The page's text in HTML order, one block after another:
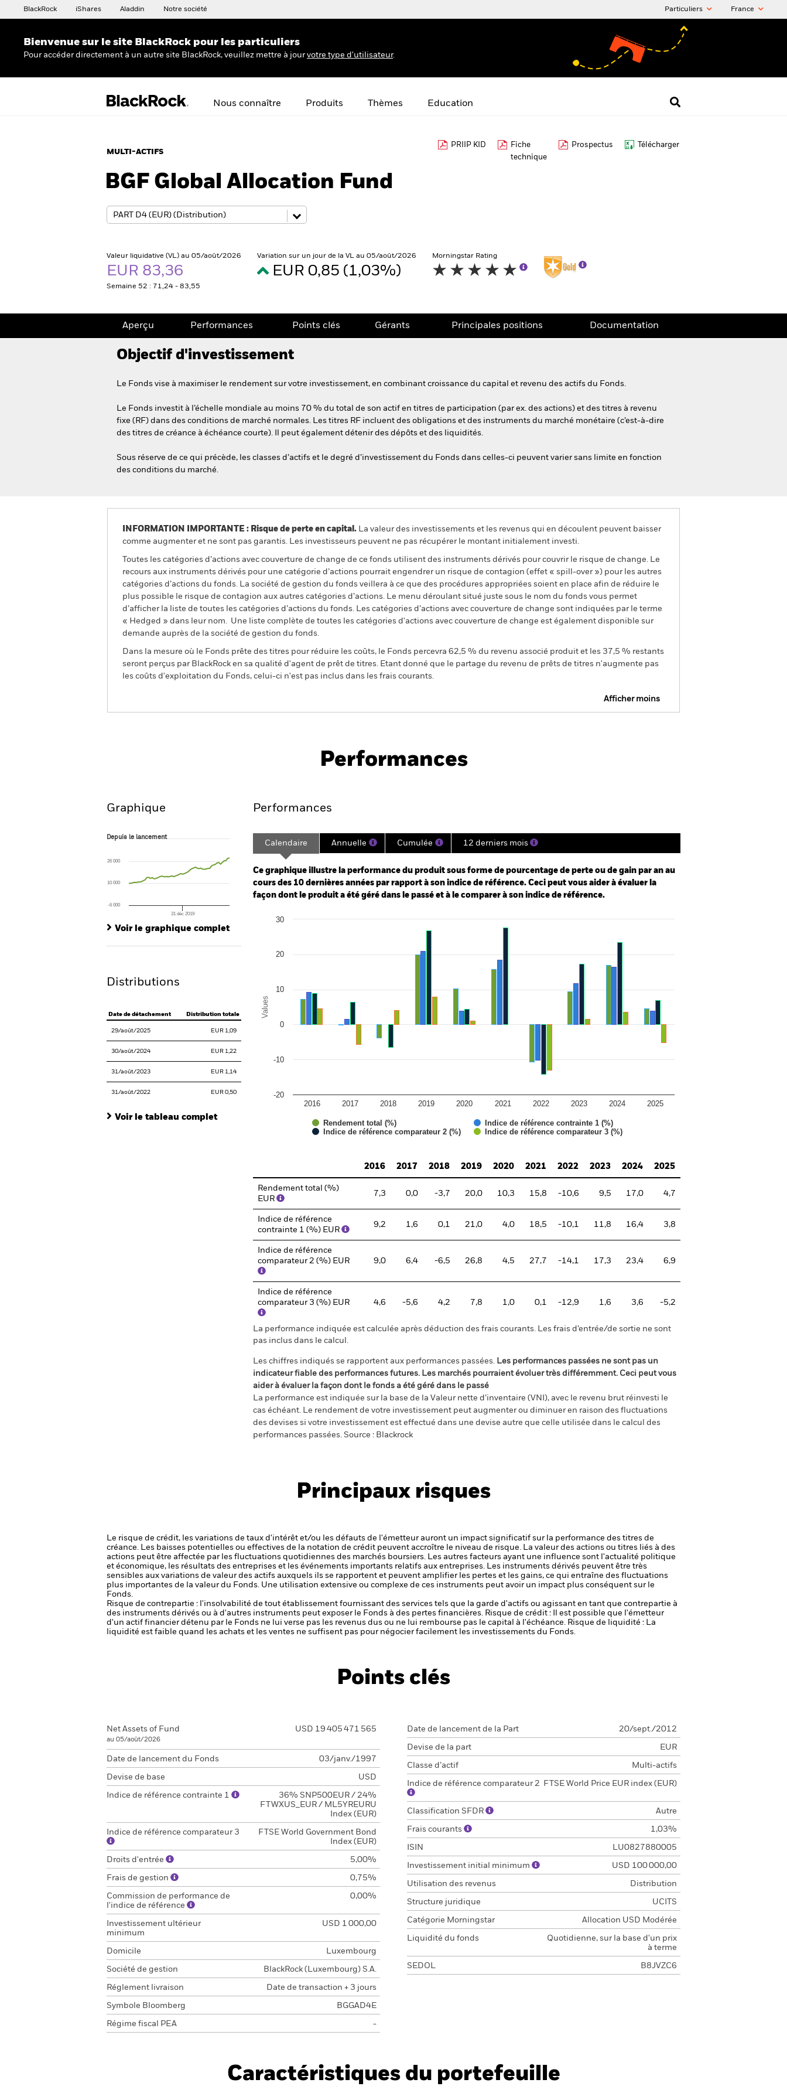
BlackRock iShares Aladdin Notre société Particuliers France
Bienvenue sur le site BlackRock pour les particuliers
Pour accéder directement à un autre site BlackRock, veuillez mettre à jour votre type d'utilisateur.
Nous connaître Produits Thèmes Education
MULTI-ACTIFS
PRIIP KID
Fiche
technique
Prospectus Télécharger
BGF Global Allocation Fund
Valeur liquidative (VL) au 05/août/2026
EUR 83,36
Semaine 52 : 71,24 - 83,55
Variation sur un jour de la VL au 05/août/2026
EUR 0,85 (1,03%)
Morningstar Rating
Aperçu Performances Points clés Gérants Principales positions Documentation
Objectif d'investissement
Le Fonds vise à maximiser le rendement sur votre investissement, en combinant croissance du capital et revenu des actifs du Fonds.
Le Fonds investit à l’échelle mondiale au moins 70 % du total de son actif en titres de participation (par ex. des actions) et des titres à revenu
fixe (RF) dans des conditions de marché normales. Les titres RF incluent des obligations et des instruments du marché monétaire (c’est-à-dire
des titres de créance à échéance courte). Il peut également détenir des dépôts et des liquidités.
Sous réserve de ce qui précède, les classes d’actifs et le degré d’investissement du Fonds dans celles-ci peuvent varier sans limite en fonction
des conditions du marché.
INFORMATION IMPORTANTE : Risque de perte en capital. La valeur des investissements et les revenus qui en découlent peuvent baisser
comme augmenter et ne sont pas garantis. Les investisseurs peuvent ne pas récupérer le montant initialement investi.
Toutes les catégories d’actions avec couverture de change de ce fonds utilisent des instruments dérivés pour couvrir le risque de change. Le
recours aux instruments dérivés pour une catégorie d’actions pourrait engendrer un risque de contagion (effet « spill-over ») pour les autres
catégories d’actions du fonds. La société de gestion du fonds veillera à ce que des procédures appropriées soient en place afin de réduire le
plus possible le risque de contagion aux autres catégories d’actions. Le menu déroulant situé juste sous le nom du fonds vous permet
d’afficher la liste de toutes les catégories d’actions du fonds. Les catégories d’actions avec couverture de change sont indiquées par le terme
« Hedged » dans leur nom. Une liste complète de toutes les catégories d'actions avec couverture de change est également disponible sur
demande auprès de la société de gestion du fonds.
Dans la mesure où le Fonds prête des titres pour réduire les coûts, le Fonds percevra 62,5 % du revenu associé produit et les 37,5 % restants
seront perçus par BlackRock en sa qualité d'agent de prêt de titres. Etant donné que le partage du revenu de prêts de titres n'augmente pas
les coûts d'exploitation du Fonds, celui-ci n'est pas inclus dans les frais courants.
Afficher moins
Performances
Graphique
Depuis le lancement
The chart has 1 X axis displaying Time. Range: 2012-07-01 00:00:00 to 2026-07-31 00:00:00.
The chart has 1 Y axis displaying values. Range: -160 to 320.
Depuis le lancement
31 déc 2019
-6 000
10 000
26 000
Voir le graphique complet
Distributions
Date de détachement Distribution totale
29/août/2025 EUR 1,09
30/août/2024 EUR 1,22
31/août/2023 EUR 1,14
31/août/2022 EUR 0,50
Voir le tableau complet
Performances
Calendaire Annuelle Cumulée 12 derniers mois
Ce graphique illustre la performance du produit sous forme de pourcentage de perte ou de gain par an au
cours des 10 dernières années par rapport à son indice de référence. Ceci peut vous aider à évaluer la
façon dont le produit a été géré dans le passé et à le comparer à son indice de référence.
Bar chart with 4 data series.
Values
Rendement total (%)
Indice de référence contrainte 1 (%)
Indice de référence comparateur 2 (%)
Indice de référence comparateur 3 (%)
2016 2017 2018 2019 2020 2021 2022 2023 2024 2025
-20
-10
0
10
20
30
2016
2017 2018 2019 2020 2021 2022 2023 2024 2025
Rendement total (%)
EUR
7,3 0,0 -3,7 20,0 10,3 15,8 -10,6 9,5 17,0 4,7
Indice de référence
contrainte 1 (%) EUR
9,2 1,6 0,1 21,0 4,0 18,5 -10,1 11,8 16,4 3,8
Indice de référence
comparateur 2 (%) EUR
9,0 6,4 -6,5 26,8 4,5 27,7 -14,1 17,3 23,4 6,9
Indice de référence
comparateur 3 (%) EUR
4,6 -5,6 4,2 7,8 1,0 0,1 -12,9 1,6 3,6 -5,2
La performance indiquée est calculée après déduction des frais courants. Les frais d’entrée/de sortie ne sont
pas inclus dans le calcul.
Les chiffres indiqués se rapportent aux performances passées. Les performances passées ne sont pas un
indicateur fiable des performances futures. Les marchés pourraient évoluer très différemment. Ceci peut vous
aider à évaluer la façon dont le fonds a été géré dans le passé
La performance est indiquée sur la base de la Valeur nette d’inventaire (VNI), avec le revenu brut réinvesti le
cas échéant. Le rendement de votre investissement peut augmenter ou diminuer en raison des fluctuations
des devises si votre investissement est effectué dans une devise autre que celle utilisée dans le calcul des
performances passées. Source : Blackrock
Principaux risques
Le risque de crédit, les variations de taux d'intérêt et/ou les défauts de l'émetteur auront un impact significatif sur la performance des titres de
créance. Les baisses potentielles ou effectives de la notation de crédit peuvent accroître le niveau de risque. La valeur des actions ou titres liés à des
actions peut être affectée par les fluctuations quotidiennes des marchés boursiers. Les autres facteurs ayant une influence sont l'actualité politique
et économique, les résultats des entreprises et les événements importants relatifs aux entreprises. Les instruments dérivés peuvent être très
sensibles aux variations de valeur des actifs auxquels ils se rapportent et peuvent amplifier les pertes et les gains, ce qui entraîne des fluctuations
plus importantes de la valeur du Fonds. Une utilisation extensive ou complexe de ces instruments peut avoir un impact plus conséquent sur le
Fonds.
Risque de contrepartie : l'insolvabilité de tout établissement fournissant des services tels que la garde d'actifs ou agissant en tant que contrepartie à
des instruments dérivés ou à d'autres instruments peut exposer le Fonds à des pertes financières. Risque de crédit : Il est possible que l'émetteur
d'un actif financier détenu par le Fonds ne lui verse pas les revenus dus ou ne lui rembourse pas le capital à l'échéance. Risque de liquidité : La
liquidité est faible quand les achats et les ventes ne suffisent pas pour négocier facilement les investissements du Fonds.
Points clés
Net Assets of Fund
au 05/août/2026
USD 19 405 471 565
Date de lancement du Fonds 03/janv./1997
Devise de base USD
Indice de référence contrainte 1
36% SNP500EUR / 24%
FTWXUS_EUR / ML5YREURU
Index (EUR)
Indice de référence comparateur 3
FTSE World Government Bond
Index (EUR)
Droits d'entrée 5,00%
Frais de gestion 0,75%
Commission de performance de
l'indice de référence
0,00%
Investissement ultérieur
minimum
USD 1 000,00
Domicile Luxembourg
Société de gestion BlackRock (Luxembourg) S.A.
Réglement livraison Date de transaction + 3 jours
Symbole Bloomberg BGGAD4E
Régime fiscal PEA -
Date de lancement de la Part 20/sept./2012
Devise de la part EUR
Classe d’actif Multi-actifs
Indice de référence comparateur 2 FTSE World Price EUR index (EUR)
Classification SFDR Autre
Frais courants 1,03%
ISIN LU0827880005
Investissement initial minimum USD 100 000,00
Utilisation des revenus Distribution
Structure juridique UCITS
Catégorie Morningstar Allocation USD Modérée
Liquidité du fonds
Quotidienne, sur la base d'un prix
à terme
SEDOL B8JVZC6
Caractéristiques du portefeuille